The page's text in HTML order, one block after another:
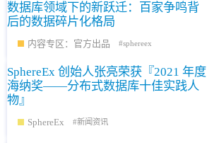
数据库领域下的新跃迁：百家争鸣背
后的数据碎片化格局
内容专区：官方出品 sphereex
SphereEx 创始人张亮荣获『2021 年度
海纳奖——分布式数据库十佳实践人
物』
SphereEx 新闻资讯